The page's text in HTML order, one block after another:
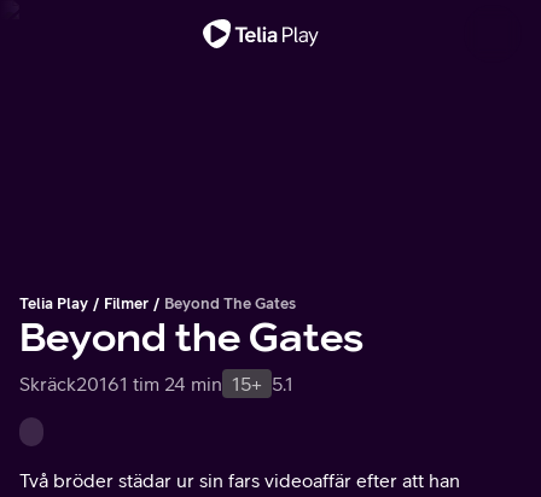
Telia Play Filmer Beyond The Gates
Beyond the Gates
Skräck20161 tim 24 min 15+ 5.1
Två bröder städar ur sin fars videoaffär efter att han